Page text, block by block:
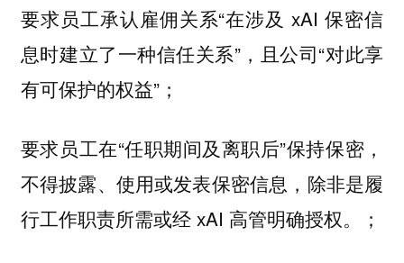
要求员工承认雇佣关系“在涉及 xAI 保密信
息时建立了一种信任关系”，且公司“对此享
有可保护的权益”；
要求员工在“任职期间及离职后”保持保密，
不得披露、使用或发表保密信息，除非是履
行工作职责所需或经 xAI 高管明确授权。；